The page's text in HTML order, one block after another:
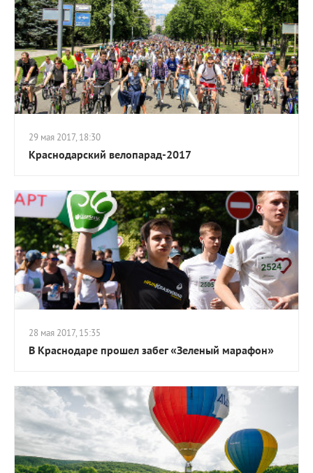
29 мая 2017, 18:30
Краснодарский велопарад-2017
28 мая 2017, 15:35
В Краснодаре прошел забег «Зеленый марафон»